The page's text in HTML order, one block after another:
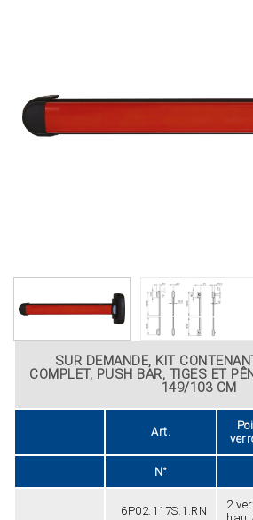
SUR DEMANDE, KIT
COMPLET, PUSH BAR, TIGES ET
149/103 CM
Art.
N°
6P02.117S.1.RN
2